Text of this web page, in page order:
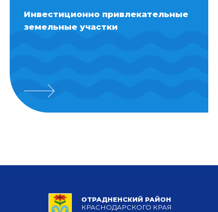
Инвестиционно привлекательные
земельные участки
ОТРАДНЕНСКИЙ РАЙОН
КРАСНОДАРСКОГО КРАЯ